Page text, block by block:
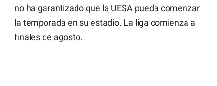
no ha garantizado que la UESA pueda comenzar
la temporada en su estadio. La liga comienza a
finales de agosto.